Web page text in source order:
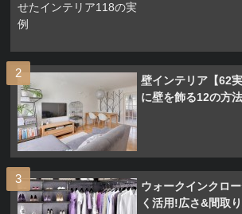
壁インテリア【62
に壁を飾る12の方
ウォークインクロ
く活用!広さ&間取